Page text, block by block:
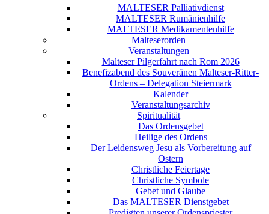
MALTESER Palliativdienst
MALTESER Rumänienhilfe
MALTESER Medikamentenhilfe
Malteserorden
Veranstaltungen
Malteser Pilgerfahrt nach Rom 2026
Benefizabend des Souveränen Malteser-Ritter-
Ordens – Delegation Steiermark
Kalender
Veranstaltungsarchiv
Spiritualität
Das Ordensgebet
Heilige des Ordens
Der Leidensweg Jesu als Vorbereitung auf
Ostern
Christliche Feiertage
Christliche Symbole
Gebet und Glaube
Das MALTESER Dienstgebet